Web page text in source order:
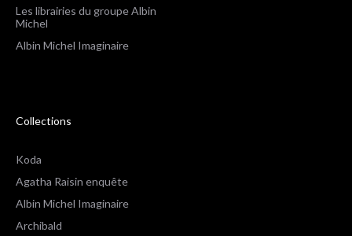
Les librairies du groupe Albin
Michel
Albin Michel Imaginaire
Collections
Koda
Agatha Raisin enquête
Albin Michel Imaginaire
Archibald